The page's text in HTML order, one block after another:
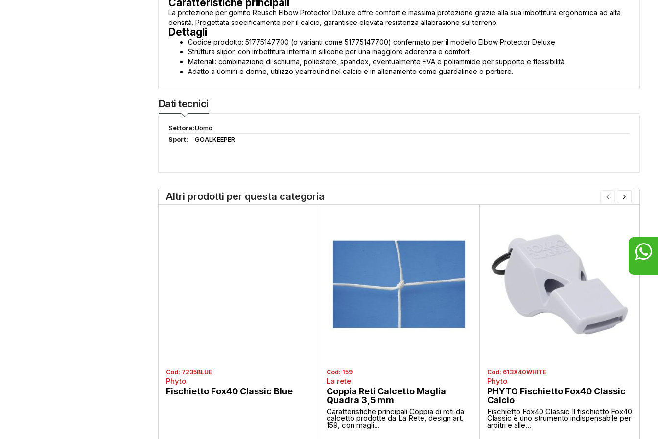
Caratteristiche principali
La protezione per gomito Reusch Elbow Protector Deluxe offre comfort e massima protezione grazie alla sua imbottitura ergonomica ad alta
densità. Progettata specificamente per il calcio, garantisce elevata resistenza allabrasione sul terreno.
Dettagli
Codice prodotto: 51775147700 (o varianti come 51775147700) confermato per il modello Elbow Protector Deluxe.
Struttura slipon con imbottitura interna in silicone per una maggiore aderenza e comfort.
Materiali: combinazione di schiuma, poliestere, spandex, eventualmente EVA e poliammide per supporto e flessibilità.
Adatto a uomini e donne, utilizzo yearround nel calcio e in allenamento come guardalinee o portiere.
Dati tecnici
Settore:Uomo
Sport:
GOALKEEPER
Altri prodotti per questa categoria
Cod: 7235BLUE
Phyto
Fischietto Fox40 Classic Blue
Cod: 159
La rete
Coppia Reti Calcetto Maglia
Quadra 3,5 mm
Caratteristiche principali Coppia di reti da
calcetto prodotte da La Rete, design art.
159, con magli...
Cod: 613X40WHITE
Phyto
PHYTO Fischietto Fox40 Classic
Calcio
Fischietto Fox40 Classic Il fischietto Fox40
Classic è uno strumento indispensabile per
arbitri e alle...